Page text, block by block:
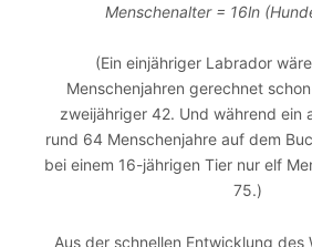
Menschenalter = 16ln
(Ein einjähriger Labrador
Menschenjahren gerechnet
zweijähriger 42. Und während ein
rund 64 Menschenjahre auf dem
bei einem 16-jährigen Tier nur elf
75.)
Aus der schnellen Entwicklung des